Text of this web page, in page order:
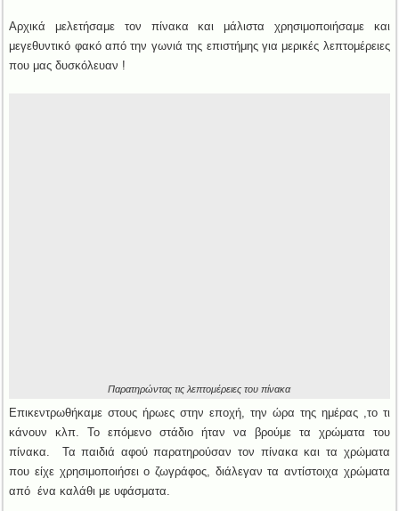
Αρχικά μελετήσαμε τον πίνακα και μάλιστα χρησιμοποιήσαμε και
μεγεθυντικό φακό από την γωνιά της επιστήμης για μερικές λεπτομέρειες
που μας δυσκόλευαν !
Παρατηρώντας τις λεπτομέρειες του πίνακα
Επικεντρωθήκαμε στους ήρωες στην εποχή, την ώρα της ημέρας ,το τι
κάνουν κλπ. Το επόμενο στάδιο ήταν να βρούμε τα χρώματα του
πίνακα. Τα παιδιά αφού παρατηρούσαν τον πίνακα και τα χρώματα
που είχε χρησιμοποιήσει ο ζωγράφος, διάλεγαν τα αντίστοιχα χρώματα
από ένα καλάθι με υφάσματα.